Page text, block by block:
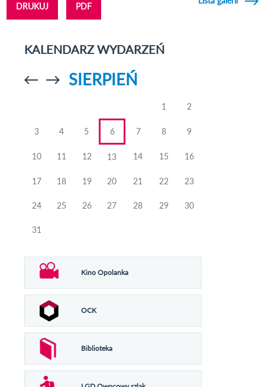
DRUKUJ PDF
KALENDARZ WYDARZEŃ
Przejdź doPrzejdź do
SIERPIEŃ
1 2
3 4 5 6 7 8 9
10 11 12 13 14 15 16
17 18 19 20 21 22 23
24 25 26 27 28 29 30
31
Kino Opolanka
OCK
Biblioteka